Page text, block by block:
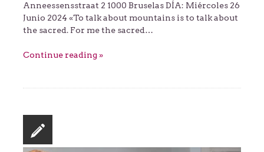
Anneessensstraat 2 1000 Bruselas DÍA: Miércoles 26
Junio 2024 «To talk about mountains is to talk about
the sacred. For me the sacred…
Continue reading »